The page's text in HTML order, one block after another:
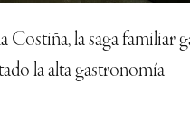
Costiña, la saga familiar
la alta gastronomía